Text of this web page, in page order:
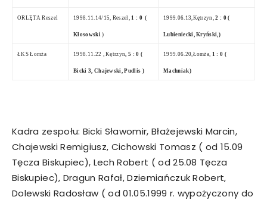
ORLĘTA Reszel 1998.11.14/15, Reszel,1 : 0 (
Kłosowski)
1999.06.13 ,Kętrzyn,2 : 0 (
Lubieniecki, Kryński,)
ŁKS Łomża 1998.11.22 , Kętrzyn , 5 : 0 (
Bicki 3, Chajewski, Pudlis )
1999.06.20 ,Łomża, 1 : 0 (
Machniak)
Kadra zespołu: Bicki Sławomir, Błażejewski Marcin,
Chajewski Remigiusz, Cichowski Tomasz ( od 15.09
Tęcza Biskupiec), Lech Robert ( od 25.08 Tęcza
Biskupiec), Dragun Rafał, Dziemiańczuk Robert,
Dolewski Radosław ( od 01.05.1999 r. wypożyczony do